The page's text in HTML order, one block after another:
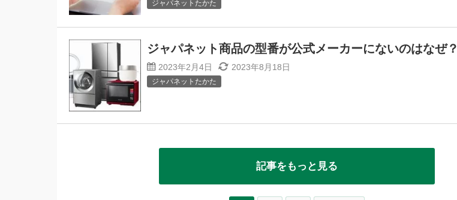
ジャパネットたかた
ジャパネット商品の型番が公式メーカーにないのはなぜ？
2023年2月4日 2023年8月18日
ジャパネットたかた
記事をもっと見る